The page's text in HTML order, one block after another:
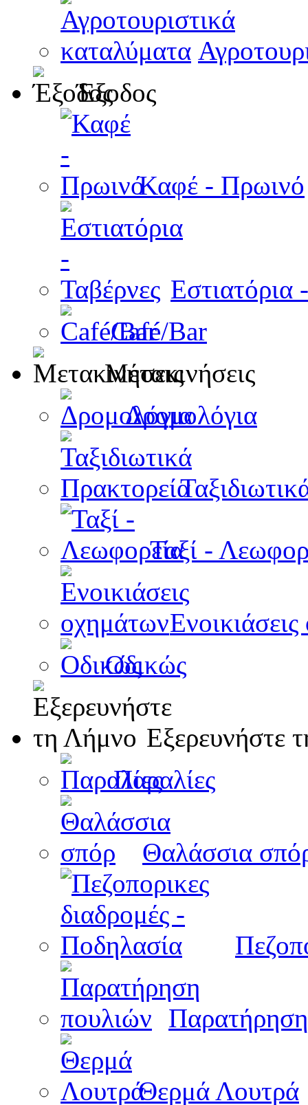
Έξοδος
Καφέ - Πρωινό
Εστιατόρια
Café/Bar
Μετακινήσεις
Δρομολόγια
Ταξί -
Οδικώς
Εξερευνήστε
Παραλίες
Θαλάσσια
Θερμά Λουτρά